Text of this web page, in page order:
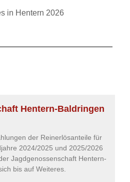
Hentern-Baldringen
der Reinerlösanteile für
2024/2025 und 2025/2026
Jagdgenossenschaft Hentern-
bis auf Weiteres.